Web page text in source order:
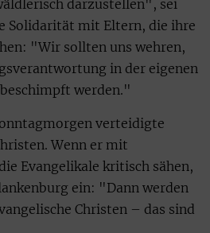
darzustellen", sei
Solidarität mit Eltern, die ihre
"Wir sollten uns wehren,
in der eigenen
werden."
verteidigte
Wenn er mit
Evangelikale kritisch sähen,
ein: "Dann werden
Christen – das sind